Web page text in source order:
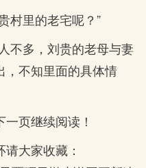
村里的老宅呢？”
不多，刘贵的老母与妻
，不知里面的具体情
页继续阅读！
大家收藏：